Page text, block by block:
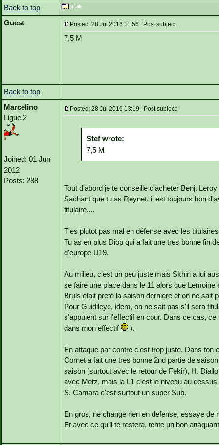
Back to top
Guest
Posted: 28 Jul 2016 11:56 Post subject:
7,5 M
Back to top
Marcelino
Ligue 2
Joined: 01 Jun
2012
Posts: 288
Posted: 28 Jul 2016 13:19 Post subject:
Stef wrote:
7,5 M
Tout d'abord je te conseille d'acheter Benj.
Sachant que tu as Reynet, il est toujours bon
titulaire....
T'es plutot pas mal en défense avec les
Tu as en plus Diop qui a fait une tres bonne fin
d'europe U19.
Au milieu, c'est un peu juste mais Skhiri a lui
se faire une place dans le 11 alors que
Bruls etait preté la saison derniere et on ne sait
Pour Guidileye, idem, on ne sait pas s'il sera
s'appuient sur l'effectif en cour. Dans ce cas,
dans mon effectif
).
En attaque par contre c'est trop juste. Dans ton
Cornet a fait une tres bonne 2nd partie de
saison (surtout avec le retour de Fekir), H.
avec Metz, mais la L1 c'est le niveau au
S. Camara c'est surtout un super Sub.
En gros, ne change rien en defense, essaye de
Et avec ce qu'il te restera, tente un bon